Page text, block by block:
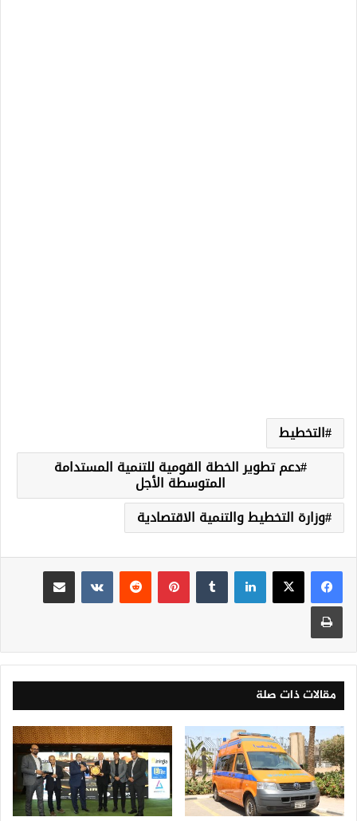
التخطيط
دعم تطوير الخطة القومية للتنمية المستدامة
المتوسطة الأجل
وزارة التخطيط والتنمية الاقتصادية
لينكدإن بينتيريست
مقالات ذات صلة